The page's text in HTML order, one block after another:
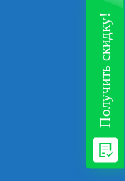
Получить скидку!